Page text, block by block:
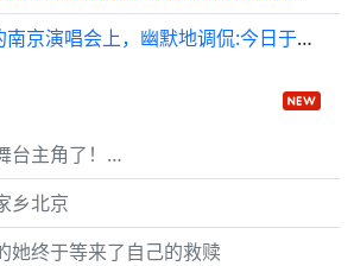
王心凌于汪苏泷的南京演唱会上，幽默地调侃:今日于金陵之地，荣幸邀请到工心凌，共赴江苏之约，为江苏泷加油助威
台主角了！…
乡北京
她终于等来了自己的救赎